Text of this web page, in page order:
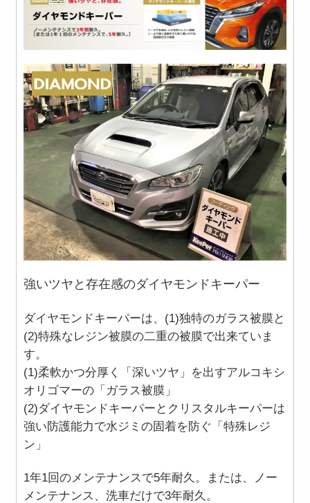
強いツヤと存在感のダイヤモンドキーパー
ダイヤモンドキーパーは、(1)独特のガラス被膜と
(2)特殊なレジン被膜の二重の被膜で出来ていま
す。
(1)柔軟かつ分厚く「深いツヤ」を出すアルコキシ
オリゴマーの「ガラス被膜」
(2)ダイヤモンドキーパーとクリスタルキーパーは
強い防護能力で水ジミの固着を防ぐ「特殊レジ
ン」
1年1回のメンテナンスで5年耐久。または、ノー
メンテナンス、洗車だけで3年耐久。